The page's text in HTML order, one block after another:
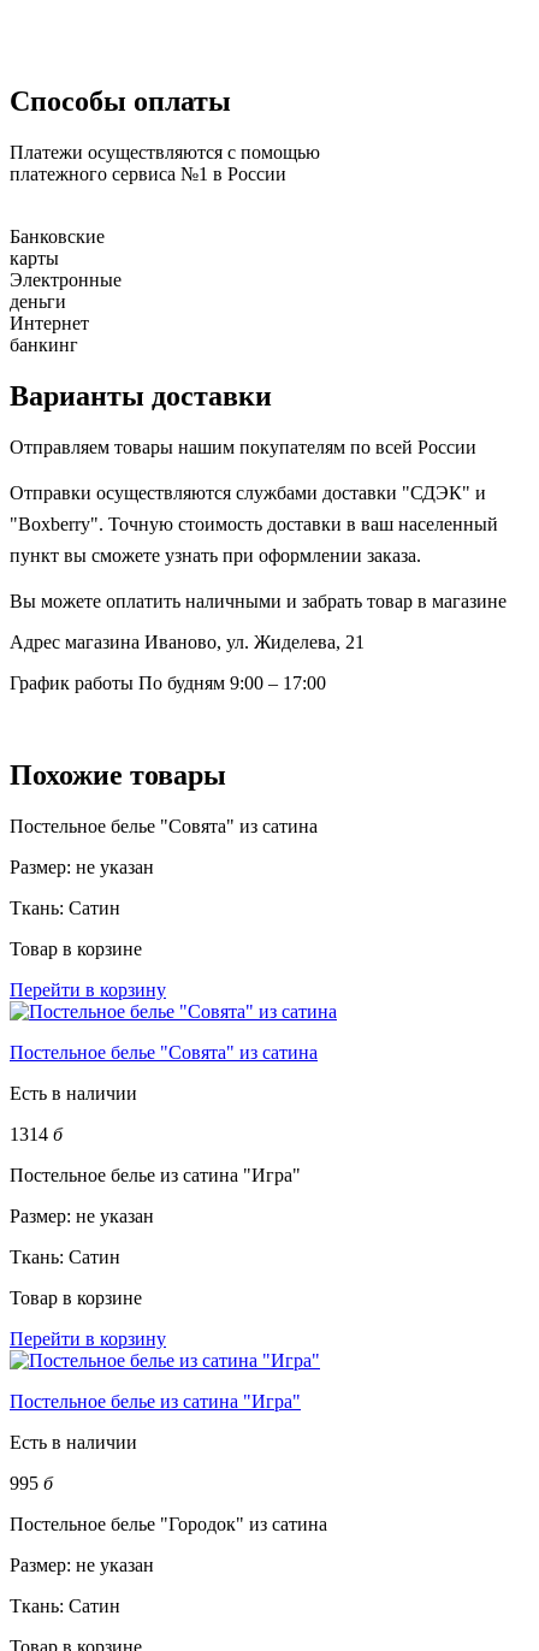
Способы оплаты
Платежи осуществляются с помощью
платежного сервиса №1 в России
Банковские
карты
Электронные
деньги
Интернет
банкинг
Варианты доставки
Отправляем товары нашим покупателям по всей России
Отправки осуществляются службами доставки "СДЭК" и
"Boxberry". Точную стоимость доставки в ваш населенный
пункт вы сможете узнать при оформлении заказа.
Вы можете оплатить наличными и забрать товар в магазине
Адрес магазина Иваново, ул. Жиделева, 21
График работы По будням 9:00 – 17:00
Похожие товары
Постельное белье "Совята" из сатина
Размер: не указан
Ткань: Сатин
Товар в корзине
Перейти в корзину
Постельное белье "Совята" из сатина
Есть в наличии
1314 б
Постельное белье из сатина "Игра"
Размер: не указан
Ткань: Сатин
Товар в корзине
Перейти в корзину
Постельное белье из сатина "Игра"
Есть в наличии
995 б
Постельное белье "Городок" из сатина
Размер: не указан
Ткань: Сатин
Товар в корзине